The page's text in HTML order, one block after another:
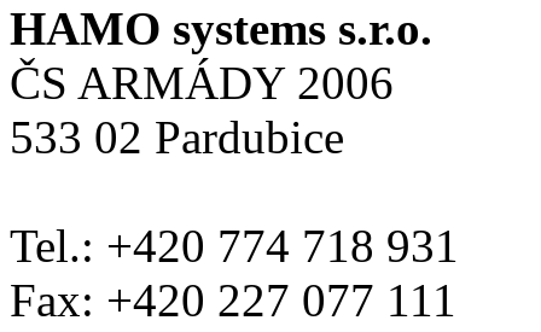
HAMO systems s.r.o.
ČS ARMÁDY 2006
533 02 Pardubice
Tel.: +420 774 718 931
Fax: +420 227 077 111